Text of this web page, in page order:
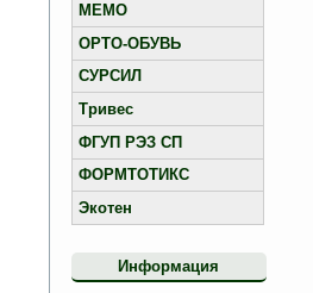
МЕМО
ОРТО-ОБУВЬ
СУРСИЛ
Тривес
ФГУП РЭЗ СП
ФОРМТОТИКС
Экотен
Информация